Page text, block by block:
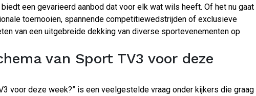
een gevarieerd aanbod dat voor elk wat wils heeft. Of het nu gaat
toernooien, spannende competitiewedstrijden of exclusieve
van een uitgebreide dekking van diverse sportevenementen op
van Sport TV3 voor deze
voor deze week?” is een veelgestelde vraag onder kijkers die graag